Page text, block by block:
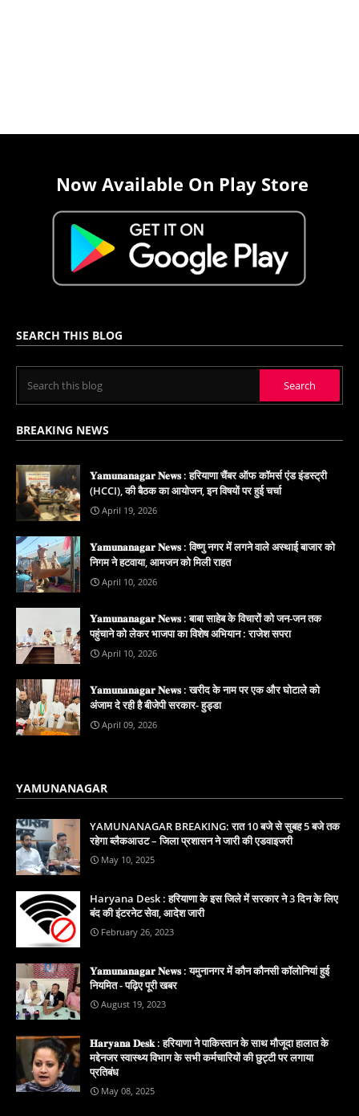
Now Available On Play Store
SEARCH THIS BLOG
BREAKING NEWS
𝐘𝐚𝐦𝐮𝐧𝐚𝐧𝐚𝐠𝐚𝐫 𝐍𝐞𝐰𝐬 : हरियाणा चैंबर ऑफ कॉमर्स एंड इंडस्ट्री
(HCCI), की बैठक का आयोजन, इन विषयों पर हुई चर्चा
April 19, 2026
𝐘𝐚𝐦𝐮𝐧𝐚𝐧𝐚𝐠𝐚𝐫 𝐍𝐞𝐰𝐬 : विष्णु नगर में लगने वाले अस्थाई बाजार को
निगम ने हटवाया, आमजन को मिली राहत
April 10, 2026
𝐘𝐚𝐦𝐮𝐧𝐚𝐧𝐚𝐠𝐚𝐫 𝐍𝐞𝐰𝐬 : बाबा साहेब के विचारों को जन-जन तक
पहुंचाने को लेकर भाजपा का विशेष अभियान : राजेश सपरा
April 10, 2026
𝐘𝐚𝐦𝐮𝐧𝐚𝐧𝐚𝐠𝐚𝐫 𝐍𝐞𝐰𝐬 : खरीद के नाम पर एक और घोटाले को
अंजाम दे रही है बीजेपी सरकार- हुड्डा
April 09, 2026
YAMUNANAGAR
YAMUNANAGAR BREAKING: रात 10 बजे से सुबह 5 बजे तक
रहेगा ब्लैकआउट – जिला प्रशासन ने जारी की एडवाइजरी
May 10, 2025
Haryana Desk : हरियाणा के इस जिले में सरकार ने 3 दिन के लिए
बंद की इंटरनेट सेवा, आदेश जारी
February 26, 2023
𝐘𝐚𝐦𝐮𝐧𝐚𝐧𝐚𝐠𝐚𝐫 𝐍𝐞𝐰𝐬 : यमुनानगर में कौन कौनसी कॉलोनियां हुई
नियमित - पढ़िए पूरी खबर
August 19, 2023
𝐇𝐚𝐫𝐲𝐚𝐧𝐚 𝐃𝐞𝐬𝐤 : हरियाणा ने पाकिस्तान के साथ मौजूदा हालात के
मद्देनजर स्वास्थ्य विभाग के सभी कर्मचारियों की छुट्टी पर लगाया
प्रतिबंध
May 08, 2025